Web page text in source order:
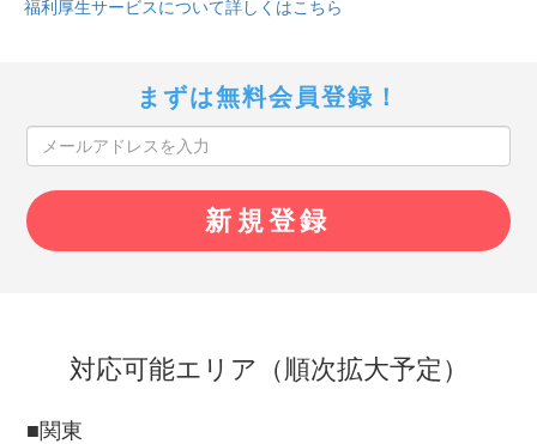
福利厚生サービスについて詳しくはこちら
まずは無料会員登録！
対応可能エリア（順次拡大予定）
■関東